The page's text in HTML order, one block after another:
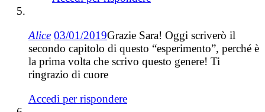
Alice 03/01/2019Grazie Sara! Oggi scriverò il
secondo capitolo di questo “esperimento”, perché è
la prima volta che scrivo questo genere! Ti
ringrazio di cuore
Accedi per rispondere